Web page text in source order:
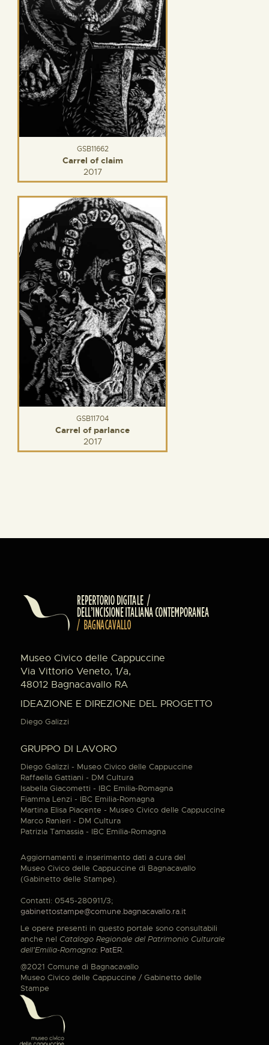
GSB11662
Carrel of claim
2017
GSB11704
Carrel of parlance
2017
Museo Civico delle Cappuccine
Via Vittorio Veneto, 1/a,
48012 Bagnacavallo RA
IDEAZIONE E DIREZIONE DEL PROGETTO
Diego Galizzi
GRUPPO DI LAVORO
Diego Galizzi - Museo Civico delle Cappuccine
Raffaella Gattiani - DM Cultura
Isabella Giacometti - IBC Emilia-Romagna
Fiamma Lenzi - IBC Emilia-Romagna
Martina Elisa Piacente - Museo Civico delle Cappuccine
Marco Ranieri - DM Cultura
Patrizia Tamassia - IBC Emilia-Romagna
Aggiornamenti e inserimento dati a cura del
Museo Civico delle Cappuccine di Bagnacavallo
(Gabinetto delle Stampe).
Contatti: 0545-280911/3;
gabinettostampe@comune.bagnacavallo.ra.it
Le opere presenti in questo portale sono consultabili
anche nel Catalogo Regionale del Patrimonio Culturale
dell'Emilia-Romagna: PatER.
@2021 Comune di Bagnacavallo
Museo Civico delle Cappuccine / Gabinetto delle
Stampe